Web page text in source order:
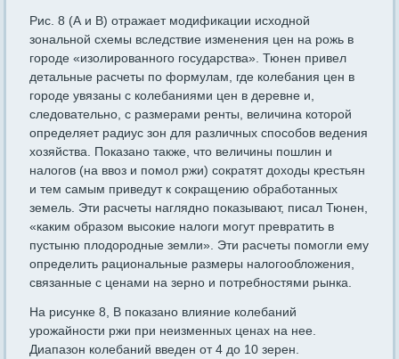
Рис. 8 (А и В) отражает модификации исходной
зональной схе­мы вследствие изменения цен на рожь в
городе «изолированного государства». Тюнен привел
детальные расчеты по формулам, где колебания цен в
городе увязаны с колебаниями цен в деревне и,
следовательно, с размерами ренты, величина которой
определяет радиус зон для различных способов ведения
хозяйства. Показано также, что величины пошлин и
налогов (на ввоз и помол ржи) сократят доходы крестьян
и тем самым приведут к сокращению обработанных
земель. Эти расчеты наглядно показывают, писал Тю­нен,
«каким образом высокие налоги могут превратить в
пустыню плодородные земли». Эти расчеты помогли ему
определить рацио­нальные размеры налогообложения,
связанные с ценами на зерно и потребностями рынка.
На рисунке 8, В показано влияние колебаний
урожайности ржи при неизменных ценах на нее.
Диапазон колебаний введен от 4 до 10 зерен.